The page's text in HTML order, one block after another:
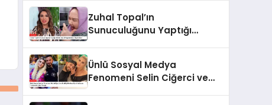
Zuhal Topal’ın
Sunuculuğunu Yaptığı
Ünlü Sosyal Medya
Fenomeni Selin Ciğerci ve